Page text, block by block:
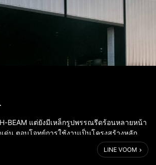
BEAM แต่ยังมีเหล็กรูปพรรณรีดร้อนหลายหน้า
ด่น ตอบโจทย์การใช้งานเป็นโครงสร้างหลัก
และยังมีการพัฒนาและสร้างสรรค์บริการเสริม
LINE VOOM